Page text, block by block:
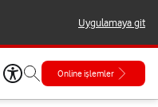
Uygulamaya git
Online işlemler